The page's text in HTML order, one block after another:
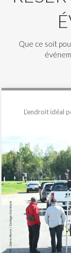
Que ce soit
L’endroit idéal